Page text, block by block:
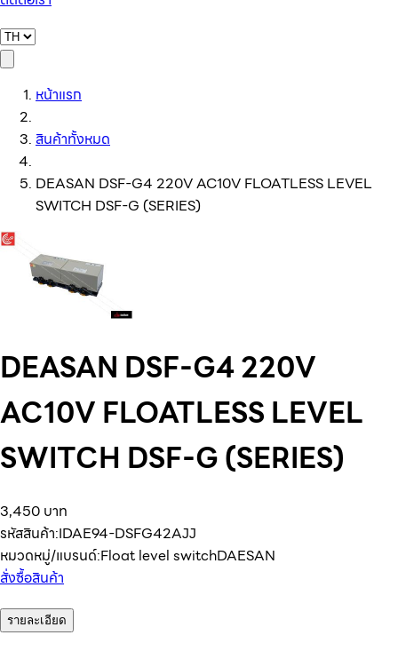
หน้าแรก
สินค้าทั้งหมด
DEASAN DSF-G4 220V AC10V FLOATLESS LEVEL
SWITCH DSF-G (SERIES)
DEASAN DSF-G4 220V
AC10V FLOATLESS LEVEL
SWITCH DSF-G (SERIES)
3,450 บาท
รหัสสินค้า:IDAE94-DSFG42AJJ
หมวดหมู่/แบรนด์:Float level switchDAESAN
สั่งซื้อสินค้า
รายละเอียด